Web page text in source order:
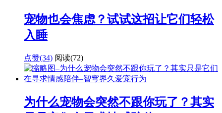
宠物也会焦虑？试试这招让它们轻松
入睡
点赞(34) 阅读(72)
为什么宠物会突然不跟你玩了？其实